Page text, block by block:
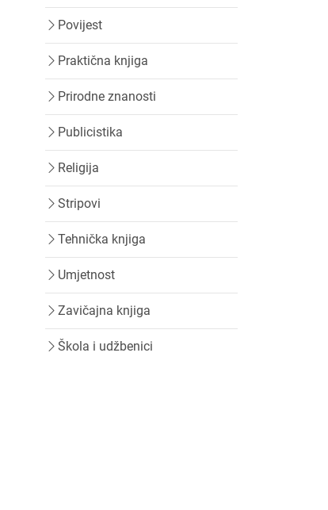
Povijest
Praktična knjiga
Prirodne znanosti
Publicistika
Religija
Stripovi
Tehnička knjiga
Umjetnost
Zavičajna knjiga
Škola i udžbenici